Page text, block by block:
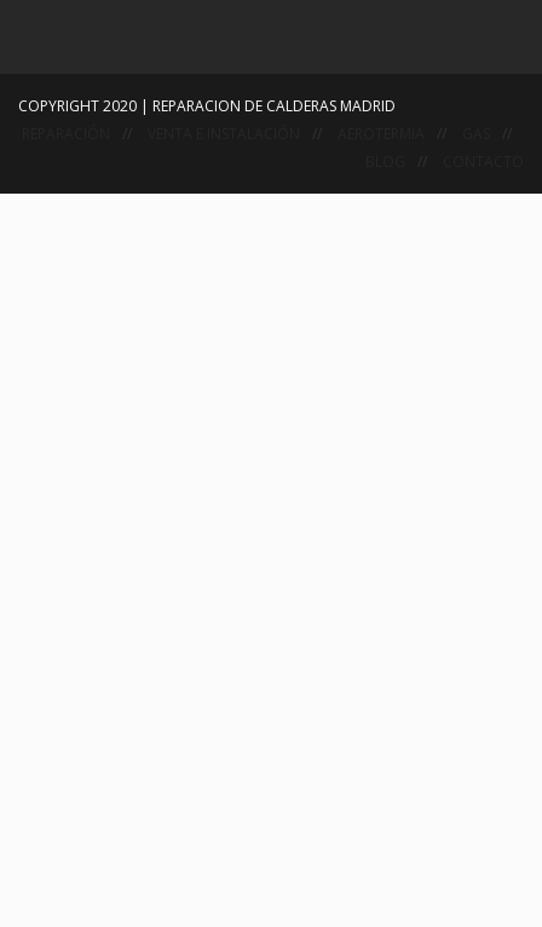
COPYRIGHT 2020 | REPARACION DE CALDERAS MADRID